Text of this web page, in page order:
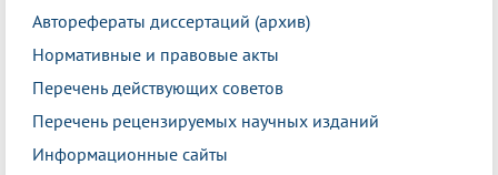
Авторефераты диссертаций (архив)
Нормативные и правовые акты
Перечень действующих советов
Перечень рецензируемых научных изданий
Информационные сайты